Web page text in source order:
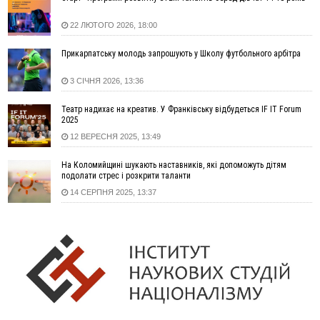
14:02
«Пілот з Лондона» видурив у жительки Коломийщини
майже 64 тисячі гривень
13:13
У четвер на Прикарпатті очікується сильна спека до 39°
13:00
На Снятинщині спіймали чоловіка, який зливав з цистерни
у полі невідому речовину
12:29
У МОЗ змінили підхід до госпіталізації та оновили правила
роботи стаціонарів
12:07
На межі Прикарпаття і Тернопільщини невідомі засипали
русло Золотої Липи та облаштували переправу
рекорди
11:17
Росія вдарила по Харкову "Бандероллю": є постраждалі,
пошкоджено цивільне підприємство
На Каскаді замість веж планують зробити сквер з
дитмайданчиком
09:31
На Верховинщині під час пожежі будинку травмувалась
жінка
22 ЛЮТОГО 2026, 18:00
Прикарпатську молодь запрошують у Школу футбольного арбітра
3 СІЧНЯ 2026, 13:36
Театр надихає на креатив. У Франківську відбудеться IF IT Forum
2025
12 ВЕРЕСНЯ 2025, 13:49
На Коломийщині шукають наставників, які допоможуть дітям
подолати стрес і розкрити таланти
14 СЕРПНЯ 2025, 13:37